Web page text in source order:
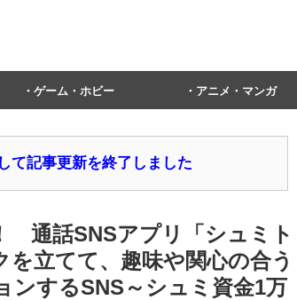
ゲーム・ホビー アニメ・マンガ
て記事更新を終了しました
通話SNSアプリ「シュミト
立てて、趣味や関心の合う
ンするSNS～シュミ資金1万